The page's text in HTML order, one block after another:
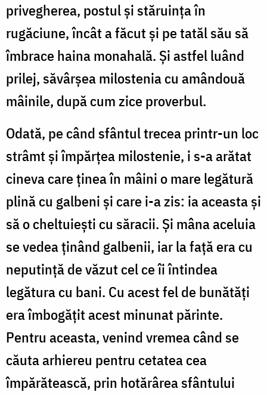
privegherea, postul și stăruința în
rugăciune, încât a făcut și pe tatăl său să
îmbrace haina monahală. Și astfel luând
prilej, săvârșea milostenia cu amândouă
mâinile, după cum zice proverbul.
Odată, pe când sfântul trecea printr-un loc
strâmt și împărțea milostenie, i s-a arătat
cineva care ținea în mâini o mare legătură
plină cu galbeni și care i-a zis: ia aceasta și
să o cheltuiești cu săracii. Și mâna aceluia
se vedea ținând galbenii, iar la față era cu
neputință de văzut cel ce îi întindea
legătura cu bani. Cu acest fel de bunătăți
era îmbogățit acest minunat părinte.
Pentru aceasta, venind vremea când se
căuta arhiereu pentru cetatea cea
împărătească, prin hotărârea sfântului